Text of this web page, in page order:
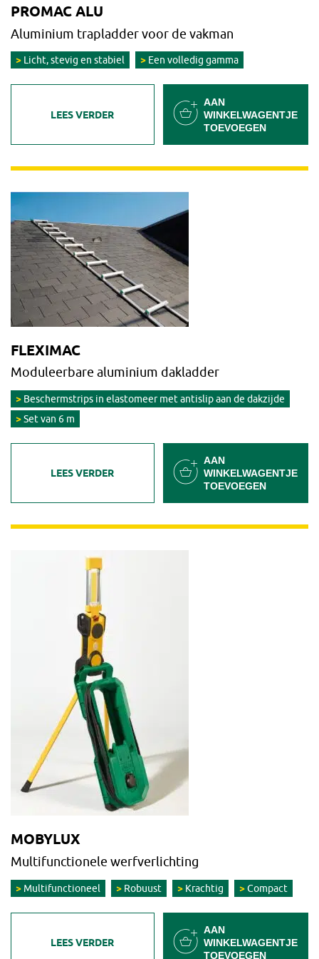
PROMAC ALU
Aluminium trapladder voor de vakman
Licht, stevig en stabiel Een volledig gamma
LEES VERDER
AAN
WINKELWAGENTJE
TOEVOEGEN
FLEXIMAC
Moduleerbare aluminium dakladder
Beschermstrips in elastomeer met antislip aan de dakzijde
Set van 6 m
LEES VERDER
AAN
WINKELWAGENTJE
TOEVOEGEN
MOBYLUX
Multifunctionele werfverlichting
Multifunctioneel Robuust Krachtig Compact
LEES VERDER
AAN
WINKELWAGENTJE
TOEVOEGEN